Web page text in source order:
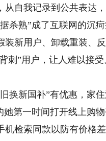
自我记录到公共表达，
杀熟”成了互联网的沉
装新用户、卸载重装
刺”用户，让人难以接受
新国补”有优惠，家住
她第一时间打开线上购
机检索同款以防有价格